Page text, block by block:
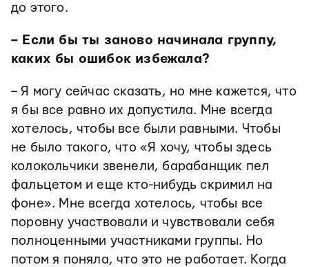
до этого.
– Если бы ты заново начинала группу,
каких бы ошибок избежала?
– Я могу сейчас сказать, но мне кажется, что
я бы все равно их допустила. Мне всегда
хотелось, чтобы все были равными. Чтобы
не было такого, что «Я хочу, чтобы здесь
колокольчики звенели, барабанщик пел
фальцетом и еще кто-нибудь скримил на
фоне». Мне всегда хотелось, чтобы все
поровну участвовали и чувствовали себя
полноценными участниками группы. Но
потом я поняла, что это не работает. Когда